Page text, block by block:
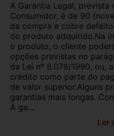
A Garantia Legal,
Consumidor, é de 90
da compra e cobre
do produto adquirido.Na
o produto, o cliente
opções previstas no
da Lei nº 8.078/1990, ou,
crédito como parte do
de valor superior.Alguns
garantias mais longas.
A ga...
Ler